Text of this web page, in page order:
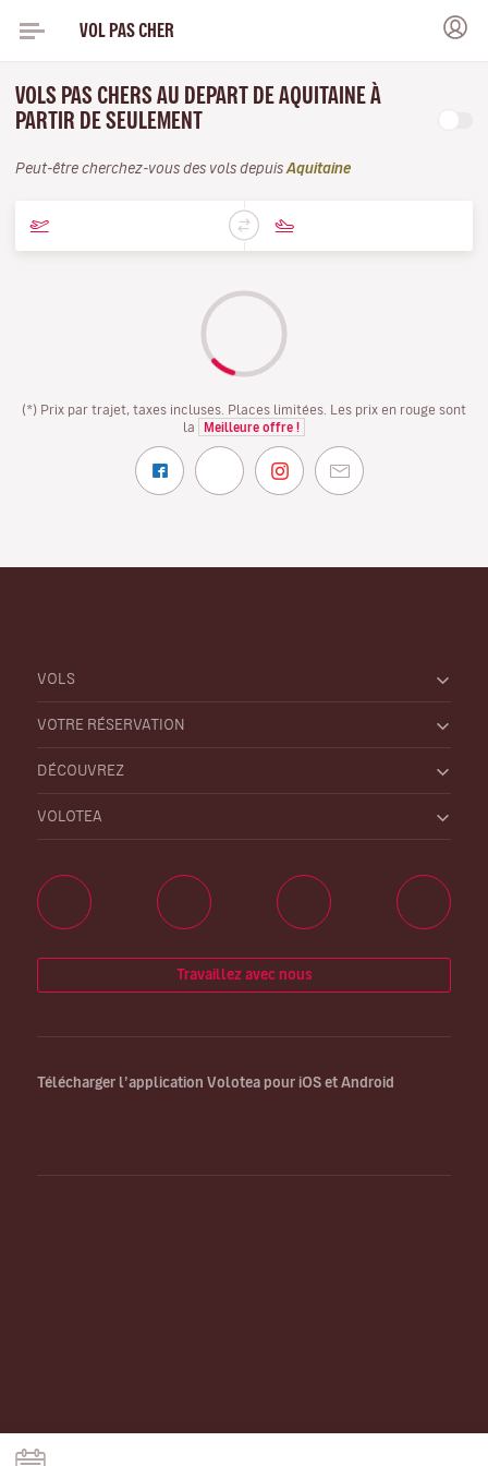
VOL PAS CHER
VOLS PAS CHERS AU DEPART DE AQUITAINE À
PARTIR DE SEULEMENT
Peut-être cherchez-vous des vols depuis Aquitaine
(*) Prix par trajet, taxes incluses. Places limitées. Les prix en rouge sont
la
Meilleure offre !
VOLS
VOTRE RÉSERVATION
DÉCOUVREZ
VOLOTEA
Travaillez avec nous
Télécharger l’application Volotea pour iOS et Android